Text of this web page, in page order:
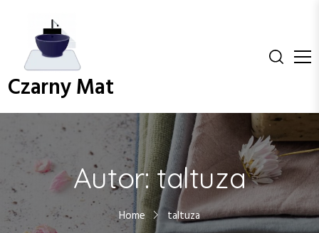
c
e
Czarny Mat
Autor:taltuza
Home taltuza